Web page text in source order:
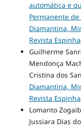
automática e
Permanente
Diamantina,
Revista
Guilherme
Mendonça
Cristina dos
Diamantina,
Revista
Lomanto
Jussiara Dias